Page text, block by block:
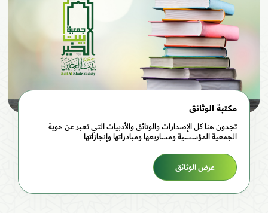
مكتبة الوثائق
تجدون هنا كل الإصدارات والوثائق والأدبيات التي تعبر عن هوية
الجمعية المؤسسية ومشاريعها ومبادراتها وإنجازاتها
عرض الوثائق